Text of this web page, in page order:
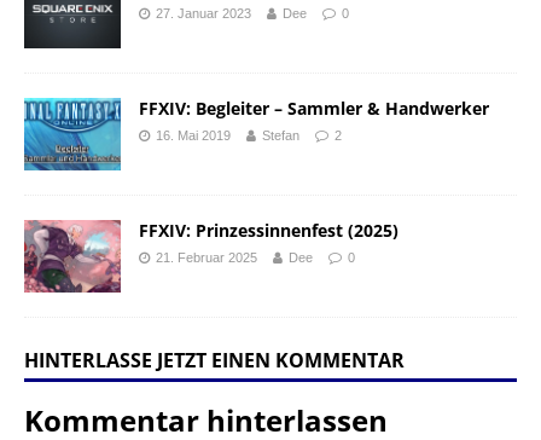
27. Januar 2023 Dee 0
FFXIV: Begleiter – Sammler & Handwerker
16. Mai 2019 Stefan 2
FFXIV: Prinzessinnenfest (2025)
21. Februar 2025 Dee 0
HINTERLASSE JETZT EINEN KOMMENTAR
Kommentar hinterlassen